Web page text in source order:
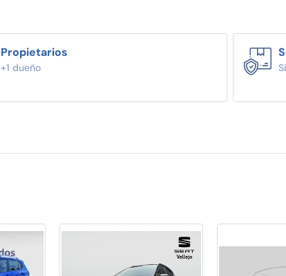
Propietarios
+1 dueño Si